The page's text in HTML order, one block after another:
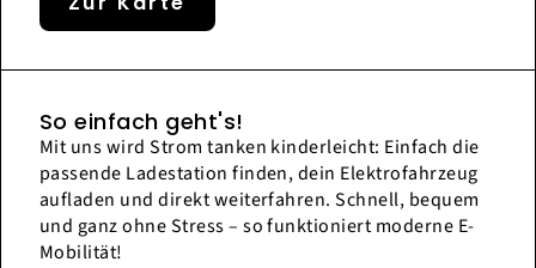
So einfach geht's!
Mit uns wird Strom tanken kinderleicht: Einfach die
passende Ladestation finden, dein Elektrofahrzeug
aufladen und direkt weiterfahren. Schnell, bequem
und ganz ohne Stress – so funktioniert moderne E-
Mobilität!